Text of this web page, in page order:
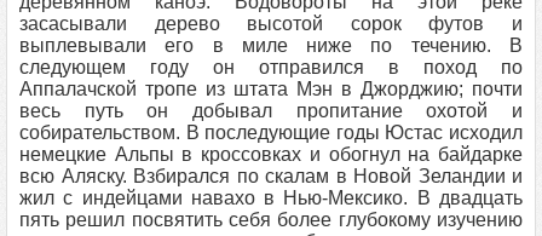
засасывали дерево высотой сорок футов и
выплевывали его в миле ниже по течению. В
следующем году он отправился в поход по
Аппалачской тропе из штата Мэн в Джорджию; почти
весь путь он добывал пропитание охотой и
собирательством. В последующие годы Юстас исходил
немецкие Альпы в кроссовках и обогнул на байдарке
всю Аляску. Взбирался по скалам в Новой Зеландии и
жил с индейцами навахо в Нью-Мексико. В двадцать
пять решил посвятить себя более глубокому изучению